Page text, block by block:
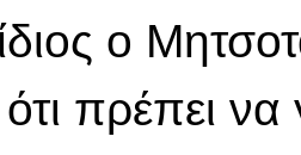
ο
πρέπει να